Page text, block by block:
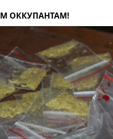
ОККУПАНТАМ!